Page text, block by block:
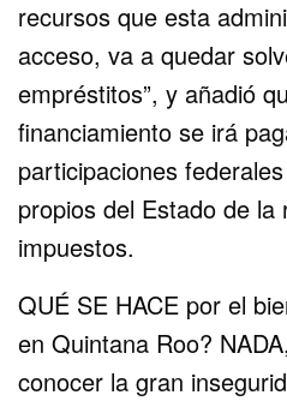
recursos que esta
acceso, va a quedar
empréstitos”, y añadió
financiamiento se irá
participaciones
propios del Estado de la
impuestos.
QUÉ SE HACE por el
en Quintana Roo?
conocer la gran